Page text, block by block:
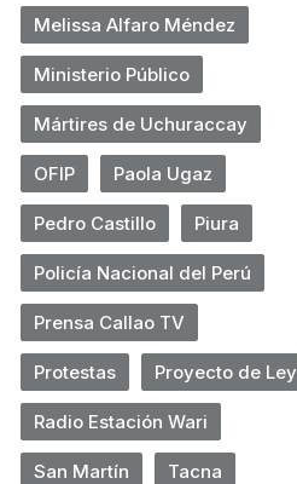
Melissa Alfaro Méndez
Ministerio Público
Mártires de Uchuraccay
OFIP Paola Ugaz
Pedro Castillo Piura
Policía Nacional del Perú
Prensa Callao TV
Protestas Proyecto de Ley
Radio Estación Wari
San Martín Tacna